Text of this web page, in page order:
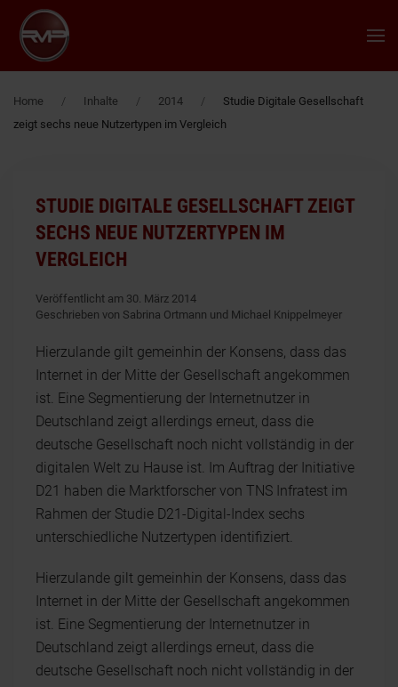
Zum Hauptinhalt springen
Home Inhalte 2014
Studie Digitale Gesellschaft
zeigt sechs neue Nutzertypen im Vergleich
STUDIE DIGITALE GESELLSCHAFT ZEIGT
SECHS NEUE NUTZERTYPEN IM
VERGLEICH
Veröffentlicht am 30. März 2014
Geschrieben von Sabrina Ortmann und Michael Knippelmeyer
Hierzulande gilt gemeinhin der Konsens, dass das
Internet in der Mitte der Gesellschaft angekommen
ist. Eine Segmentierung der Internetnutzer in
Deutschland zeigt allerdings erneut, dass die
deutsche Gesellschaft noch nicht vollständig in der
digitalen Welt zu Hause ist. Im Auftrag der Initiative
D21 haben die Marktforscher von TNS Infratest im
Rahmen der Studie D21-Digital-Index sechs
unterschiedliche Nutzertypen identifiziert.
Hierzulande gilt gemeinhin der Konsens, dass das
Internet in der Mitte der Gesellschaft angekommen
ist. Eine Segmentierung der Internetnutzer in
Deutschland zeigt allerdings erneut, dass die
deutsche Gesellschaft noch nicht vollständig in der